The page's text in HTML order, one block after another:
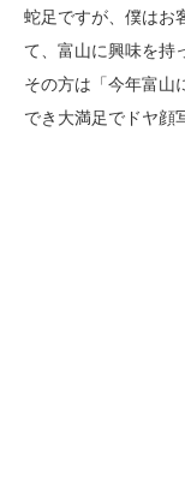
蛇足ですが、僕はお
て、富山に興味を持
その方は「今年富山
でき大満足でドヤ顔